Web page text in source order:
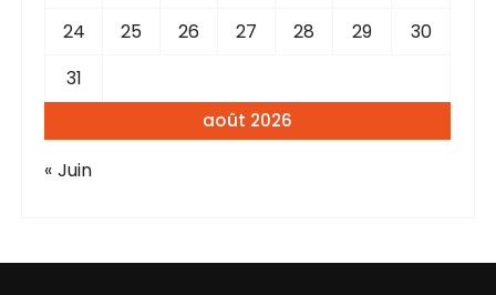
août 2026
24
25 26 27 28 29
30
31
« Juin